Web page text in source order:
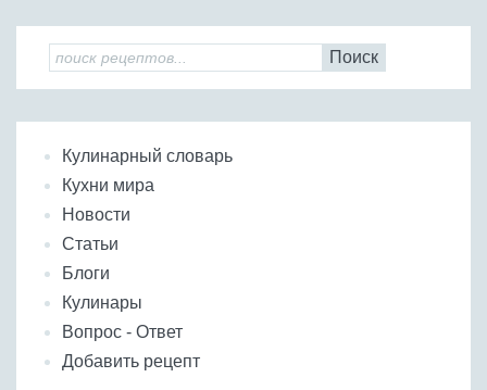
Поиск
Кулинарный словарь
Кухни мира
Новости
Статьи
Блоги
Кулинары
Вопрос - Ответ
Добавить рецепт